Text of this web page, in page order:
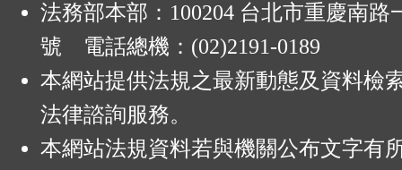
法務部本部：100204 台北市重慶南路
號 電話總機：(02)2191-0189
本網站提供法規之最新動態及資料檢
法律諮詢服務。
本網站法規資料若與機關公布文字有